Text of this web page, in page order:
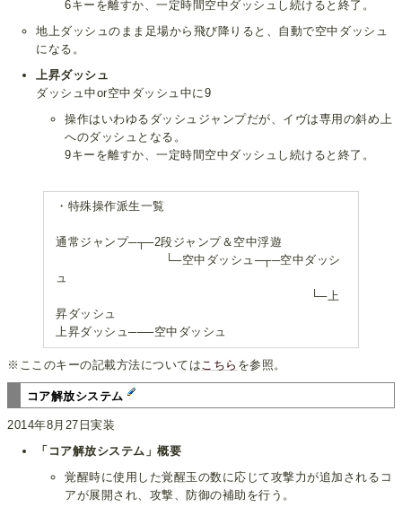
6キーを離すか、一定時間空中ダッシュし続けると終了。
地上ダッシュのまま足場から飛び降りると、自動で空中ダッシュ
になる。
上昇ダッシュ
ダッシュ中or空中ダッシュ中に9
操作はいわゆるダッシュジャンプだが、イヴは専用の斜め上
へのダッシュとなる。
9キーを離すか、一定時間空中ダッシュし続けると終了。
・特殊操作派生一覧
通常ジャンプ─┬─2段ジャンプ＆空中浮遊
└─空中ダッシュ─┬─空中ダッシ
ュ
└─上
昇ダッシュ
上昇ダッシュ───空中ダッシュ
※ここのキーの記載方法については こちら を参照。
コア解放システム
2014年8月27日実装
「コア解放システム」概要
覚醒時に使用した覚醒玉の数に応じて攻撃力が追加されるコ
アが展開され、攻撃、防御の補助を行う。